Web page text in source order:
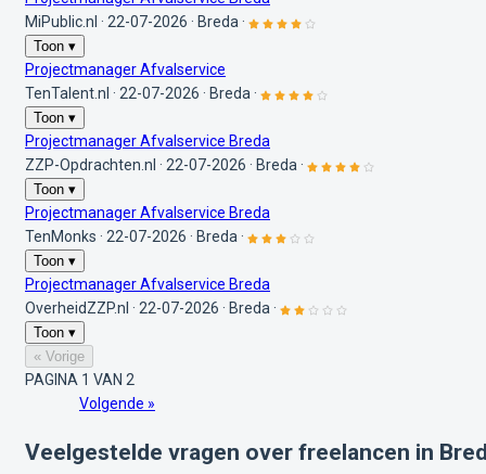
MiPublic.nl · 22-07-2026 · Breda ·
Toon ▾
Projectmanager Afvalservice
TenTalent.nl · 22-07-2026 · Breda ·
Toon ▾
Projectmanager Afvalservice Breda
ZZP-Opdrachten.nl · 22-07-2026 · Breda ·
Toon ▾
Projectmanager Afvalservice Breda
TenMonks · 22-07-2026 · Breda ·
Toon ▾
Projectmanager Afvalservice Breda
OverheidZZP.nl · 22-07-2026 · Breda ·
Toon ▾
« Vorige
PAGINA 1 VAN 2
Volgende »
Veelgestelde vragen over freelancen in